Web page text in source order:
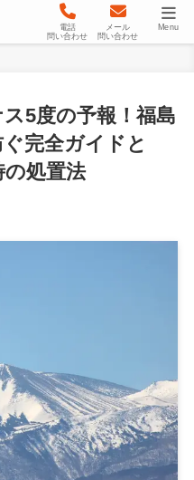
電話
問い合わせ
メール
問い合わせ
Menu
ス5度の予報！福島
完全ガイドと
の処置法